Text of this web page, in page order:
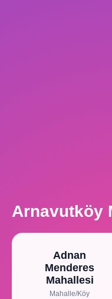
Arnavutköy
Adnan
Menderes
Mahallesi
Mahalle/Köy